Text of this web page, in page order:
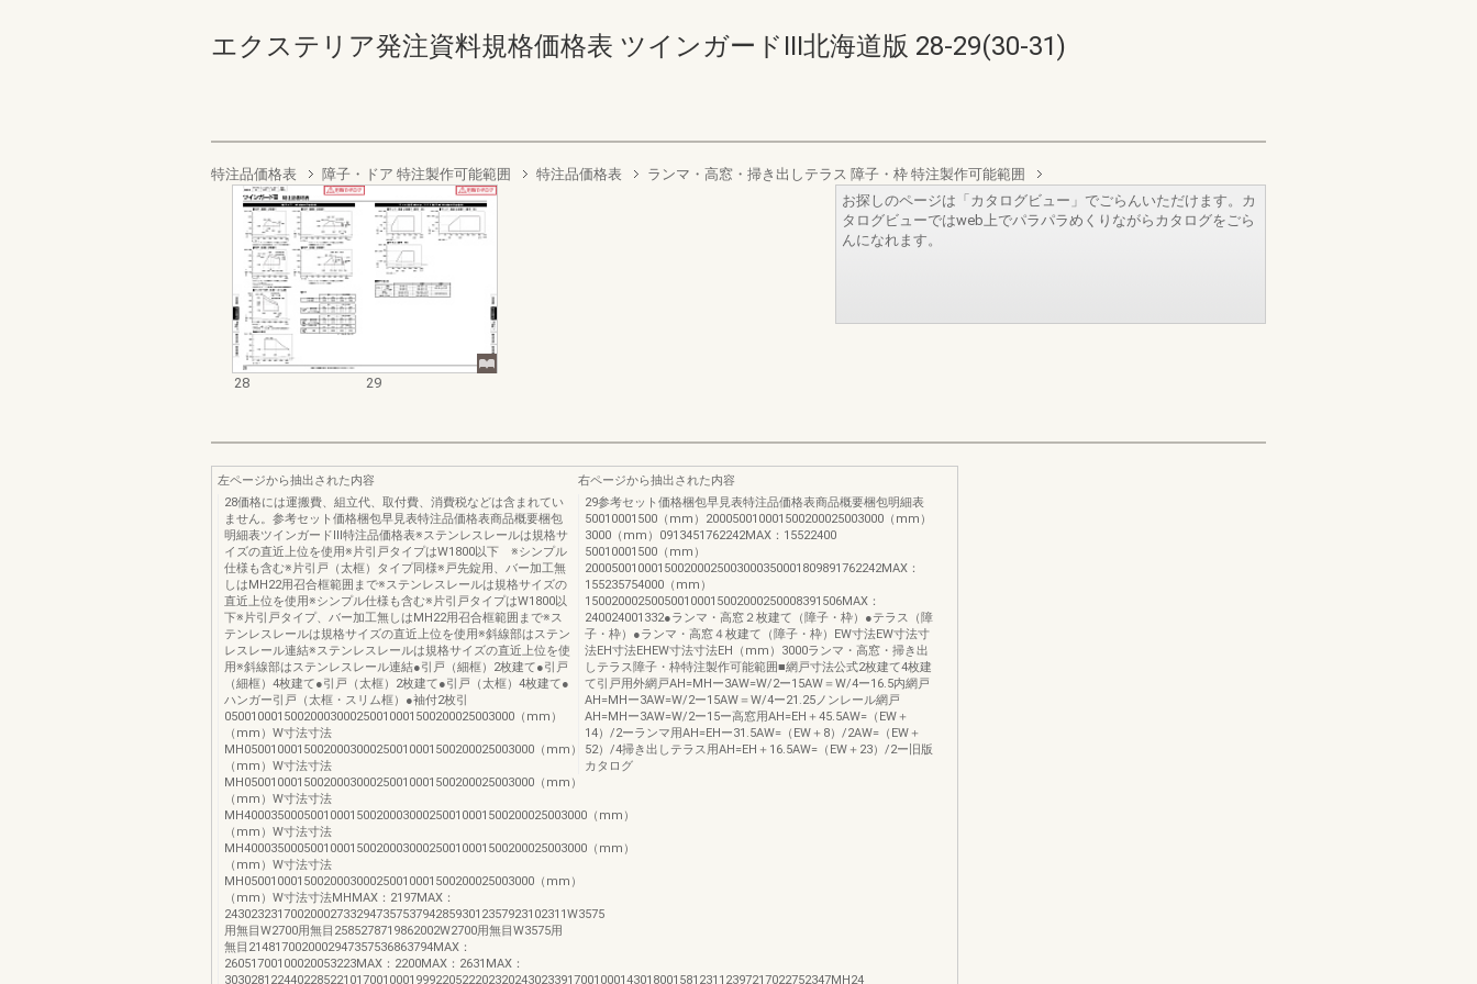
エクステリア発注資料規格価格表 ツインガードIII北海道版 28-29(30-31)
特注品価格表 障子・ドア 特注製作可能範囲 特注品価格表 ランマ・高窓・掃き出しテラス 障子・枠 特注製作可能範囲
28 29
お探しのページは「カタログビュー」でごらんいただけます。カ
タログビューではweb上でパラパラめくりながらカタログをごら
んになれます。
左ページから抽出された内容
28価格には運搬費、組立代、取付費、消費税などは含まれてい
ません。参考セット価格梱包早見表特注品価格表商品概要梱包
明細表ツインガードⅢ特注品価格表※ステンレスレールは規格サ
イズの直近上位を使用※片引戸タイプはW1800以下 ※シンプル
仕様も含む※片引戸（太框）タイプ同様※戸先錠用、バー加工無
しはMH22用召合框範囲まで※ステンレスレールは規格サイズの
直近上位を使用※シンプル仕様も含む※片引戸タイプはW1800以
下※片引戸タイプ、バー加工無しはMH22用召合框範囲まで※ス
テンレスレールは規格サイズの直近上位を使用※斜線部はステン
レスレール連結※ステンレスレールは規格サイズの直近上位を使
用※斜線部はステンレスレール連結●引戸（細框）2枚建て●引戸
（細框）4枚建て●引戸（太框）2枚建て●引戸（太框）4枚建て●
ハンガー引戸（太框・スリム框）●袖付2枚引
05001000150020003000250010001500200025003000（mm）
（mm）W寸法寸法
MH05001000150020003000250010001500200025003000（mm）
（mm）W寸法寸法
MH05001000150020003000250010001500200025003000（mm）
（mm）W寸法寸法
MH4000350005001000150020003000250010001500200025003000（mm）
（mm）W寸法寸法
MH4000350005001000150020003000250010001500200025003000（mm）
（mm）W寸法寸法
MH05001000150020003000250010001500200025003000（mm）
（mm）W寸法寸法MHMAX：2197MAX：
2430232317002000273329473575379428593012357923102311W3575
用無目W2700用無目2585278719862002W2700用無目W3575用
無目2148170020002947357536863794MAX：
26051700100020053223MAX：2200MAX：2631MAX：
30302812244022852210170010001999220522202320243023391700100014301800158123112397217022752347MH24
右ページから抽出された内容
29参考セット価格梱包早見表特注品価格表商品概要梱包明細表
50010001500（mm）200050010001500200025003000（mm）
3000（mm）0913451762242MAX：15522400
50010001500（mm）
200050010001500200025003000350001809891762242MAX：
155235754000（mm）
150020002500500100015002000250008391506MAX：
240024001332●ランマ・高窓２枚建て（障子・枠）●テラス（障
子・枠）●ランマ・高窓４枚建て（障子・枠）EW寸法EW寸法寸
法EH寸法EHEW寸法寸法EH（mm）3000ランマ・高窓・掃き出
しテラス障子・枠特注製作可能範囲■網戸寸法公式2枚建て4枚建
て引戸用外網戸AH=MHー3AW=W/2ー15AW＝W/4ー16.5内網戸
AH=MHー3AW=W/2ー15AW＝W/4ー21.25ノンレール網戸
AH=MHー3AW=W/2ー15ー高窓用AH=EH＋45.5AW=（EW＋
14）/2ーランマ用AH=EHー31.5AW=（EW＋8）/2AW=（EW＋
52）/4掃き出しテラス用AH=EH＋16.5AW=（EW＋23）/2ー旧版
カタログ